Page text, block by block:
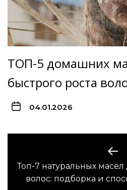
ТОП-5 домашних
быстрого роста
04.01.2026
по
записям
Топ-7 натуральных масел
волос: подборка и